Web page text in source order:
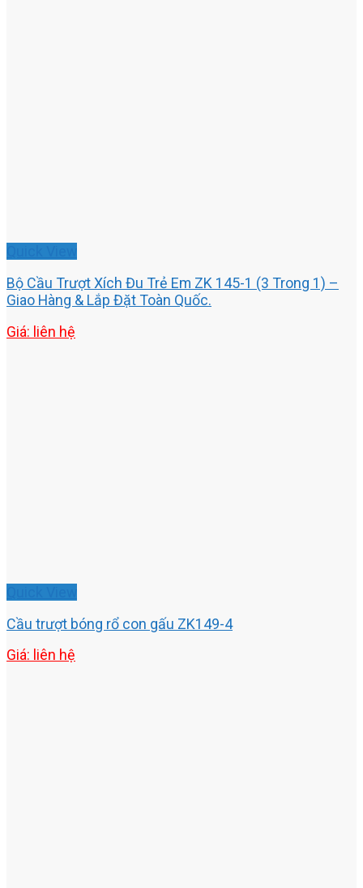
Bộ Cầu Trượt Xích Đu Trẻ Em ZK 145-1 (3 Trong 1) –
Giao Hàng & Lắp Đặt Toàn Quốc.
Giá: liên hệ
Cầu trượt bóng rổ con gấu ZK149-4
Giá: liên hệ